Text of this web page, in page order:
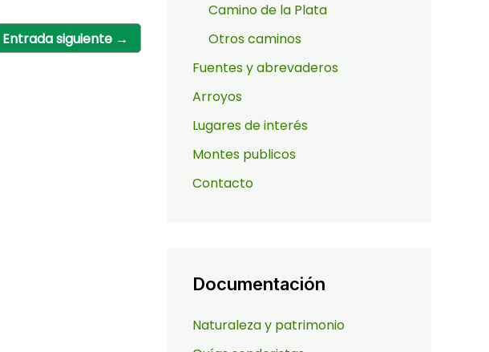
Entrada siguiente →
Camino de la Plata
Otros caminos
Fuentes y abrevaderos
Arroyos
Lugares de interés
Montes publicos
Contacto
Documentación
Naturaleza y patrimonio